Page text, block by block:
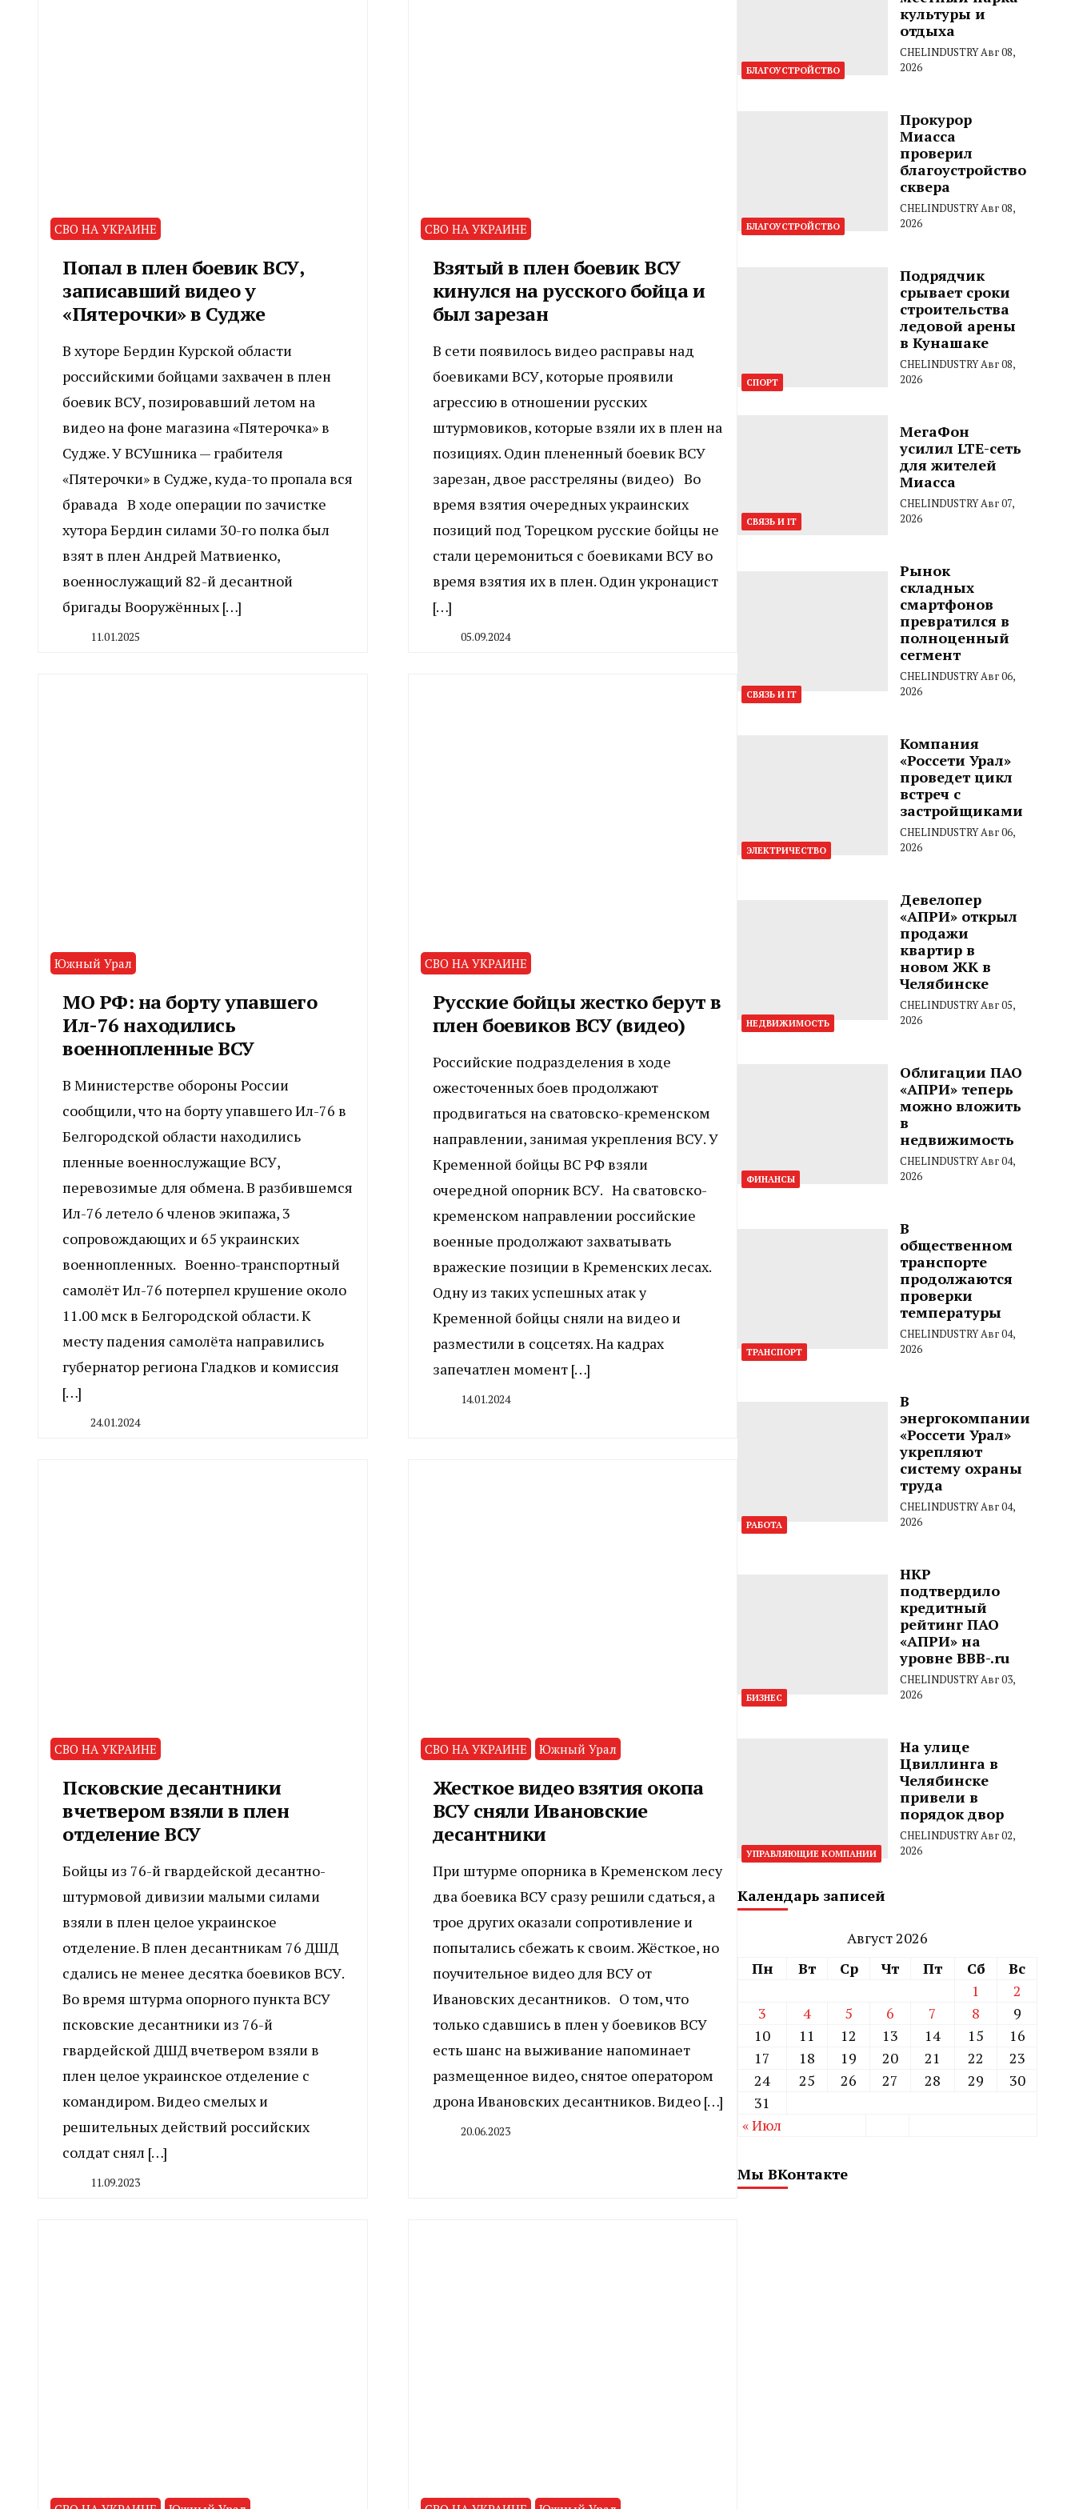
СВО НА УКРАИНЕ
Попал в плен боевик ВСУ,
записавший видео у
«Пятерочки» в Судже
В хуторе Бердин Курской области
российскими бойцами захвачен в плен
боевик ВСУ, позировавший летом на
видео на фоне магазина «Пятерочка» в
Судже. У ВСУшника — грабителя
«Пятерочки» в Судже, куда-то пропала вся
бравада В ходе операции по зачистке
хутора Бердин силами 30-го полка был
взят в плен Андрей Матвиенко,
военнослужащий 82-й десантной
бригады Вооружённых […]
11.01.2025
СВО НА УКРАИНЕ
Взятый в плен боевик ВСУ
кинулся на русского бойца и
был зарезан
В сети появилось видео расправы над
боевиками ВСУ, которые проявили
агрессию в отношении русских
штурмовиков, которые взяли их в плен на
позициях. Один плененный боевик ВСУ
зарезан, двое расстреляны (видео) Во
время взятия очередных украинских
позиций под Торецком русские бойцы не
стали церемониться с боевиками ВСУ во
время взятия их в плен. Один укронацист
[…]
05.09.2024
Южный Урал
МО РФ: на борту упавшего
Ил-76 находились
военнопленные ВСУ
В Министерстве обороны России
сообщили, что на борту упавшего Ил-76 в
Белгородской области находились
пленные военнослужащие ВСУ,
перевозимые для обмена. В разбившемся
Ил-76 летело 6 членов экипажа, 3
сопровождающих и 65 украинских
военнопленных. Военно-транспортный
самолёт Ил-76 потерпел крушение около
11.00 мск в Белгородской области. К
месту падения самолёта направились
губернатор региона Гладков и комиссия
[…]
24.01.2024
СВО НА УКРАИНЕ
Русские бойцы жестко берут в
плен боевиков ВСУ (видео)
Российские подразделения в ходе
ожесточенных боев продолжают
продвигаться на сватовско-кременском
направлении, занимая укрепления ВСУ. У
Кременной бойцы ВС РФ взяли
очередной опорник ВСУ. На сватовско-
кременском направлении российские
военные продолжают захватывать
вражеские позиции в Кременских лесах.
Одну из таких успешных атак у
Кременной бойцы сняли на видео и
разместили в соцсетях. На кадрах
запечатлен момент […]
14.01.2024
СВО НА УКРАИНЕ
Псковские десантники
вчетвером взяли в плен
отделение ВСУ
Бойцы из 76-й гвардейской десантно-
штурмовой дивизии малыми силами
взяли в плен целое украинское
отделение. В плен десантникам 76 ДШД
сдались не менее десятка боевиков ВСУ.
Во время штурма опорного пункта ВСУ
псковские десантники из 76-й
гвардейской ДШД вчетвером взяли в
плен целое украинское отделение с
командиром. Видео смелых и
решительных действий российских
солдат снял […]
11.09.2023
СВО НА УКРАИНЕ Южный Урал
Жесткое видео взятия окопа
ВСУ сняли Ивановские
десантники
При штурме опорника в Кременском лесу
два боевика ВСУ сразу решили сдаться, а
трое других оказали сопротивление и
попытались сбежать к своим. Жёсткое, но
поучительное видео для ВСУ от
Ивановских десантников. О том, что
только сдавшись в плен у боевиков ВСУ
есть шанс на выживание напоминает
размещенное видео, снятое оператором
дрона Ивановских десантников. Видео […]
20.06.2023
БЛАГОУСТРОЙСТВО
культуры и
отдыха
CHELINDUSTRYАвг 08,
2026
БЛАГОУСТРОЙСТВО
Прокурор
Миасса
проверил
благоустройство
сквера
CHELINDUSTRYАвг 08,
2026
СПОРТ
Подрядчик
срывает сроки
строительства
ледовой арены
в Кунашаке
CHELINDUSTRYАвг 08,
2026
СВЯЗЬ И IT
МегаФон
усилил LTE-сеть
для жителей
Миасса
CHELINDUSTRYАвг 07,
2026
СВЯЗЬ И IT
Рынок
складных
смартфонов
превратился в
полноценный
сегмент
CHELINDUSTRYАвг 06,
2026
ЭЛЕКТРИЧЕСТВО
Компания
«Россети Урал»
проведет цикл
встреч с
застройщиками
CHELINDUSTRYАвг 06,
2026
НЕДВИЖИМОСТЬ
Девелопер
«АПРИ» открыл
продажи
квартир в
новом ЖК в
Челябинске
CHELINDUSTRYАвг 05,
2026
ФИНАНСЫ
Облигации ПАО
«АПРИ» теперь
можно вложить
в
недвижимость
CHELINDUSTRYАвг 04,
2026
ТРАНСПОРТ
В
общественном
транспорте
продолжаются
проверки
температуры
CHELINDUSTRYАвг 04,
2026
РАБОТА
В
энергокомпании
«Россети Урал»
укрепляют
систему охраны
труда
CHELINDUSTRYАвг 04,
2026
БИЗНЕС
НКР
подтвердило
кредитный
рейтинг ПАО
«АПРИ» на
уровне BBB-.ru
CHELINDUSTRYАвг 03,
2026
УПРАВЛЯЮЩИЕ КОМПАНИИ
На улице
Цвиллинга в
Челябинске
привели в
порядок двор
CHELINDUSTRYАвг 02,
2026
Календарь записей
Август 2026
Пн
Вт Ср Чт Пт Сб
Вс
1
2
3
4 5 6 7 8
9
10
11 12 13 14 15
16
17
18 19 20 21 22
23
24
25 26 27 28 29
30
31
« Июл
Мы ВКонтакте